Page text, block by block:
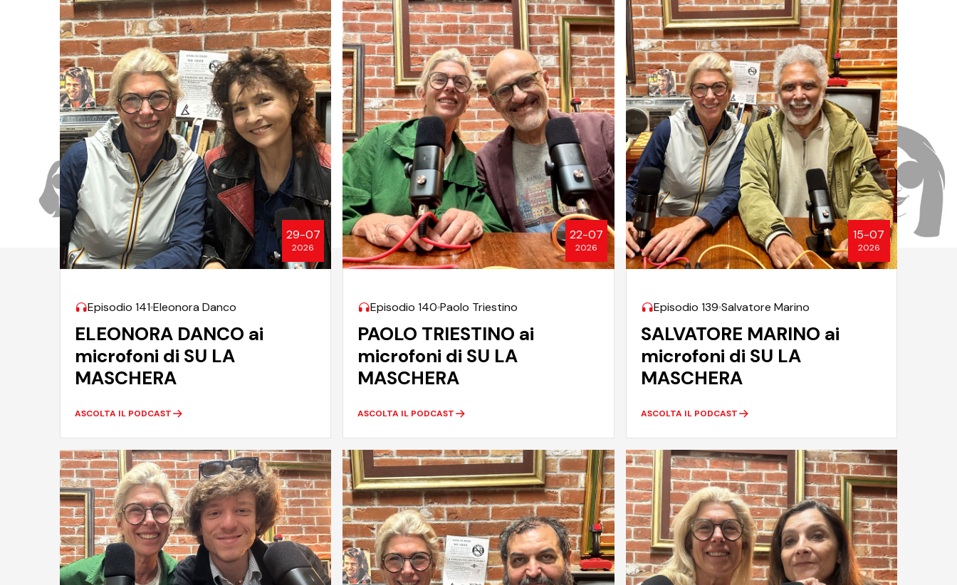
29-07
2026
Episodio 141 Eleonora Danco
ELEONORA DANCO ai
microfoni di SU LA
MASCHERA
ASCOLTA IL PODCAST
22-07
2026
Episodio 140Paolo Triestino
PAOLO TRIESTINO ai
microfoni di SU LA
MASCHERA
ASCOLTA IL PODCAST
15-07
2026
Episodio 139 Salvatore Marino
SALVATORE MARINO ai
microfoni di SU LA
MASCHERA
ASCOLTA IL PODCAST